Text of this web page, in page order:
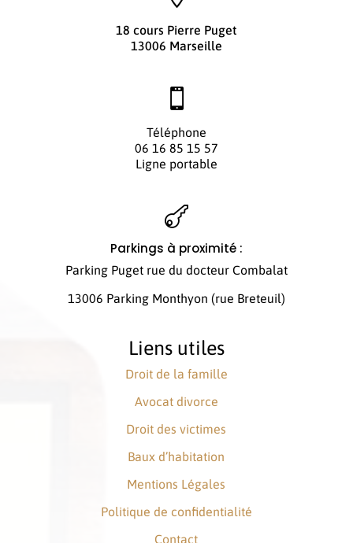
18 cours Pierre Puget
13006 Marseille

Téléphone
06 16 85 15 57
Ligne portable

Parkings à proximité :
Parking Puget rue du docteur Combalat
13006 Parking Monthyon (rue Breteuil)
Liens utiles
Droit de la famille
Avocat divorce
Droit des victimes
Baux d’habitation
Mentions Légales
Politique de confidentialité
Contact